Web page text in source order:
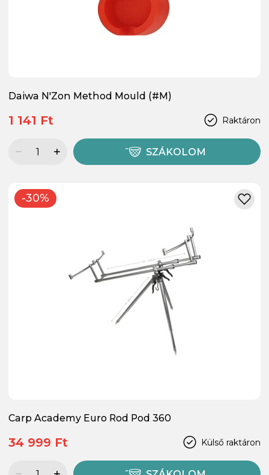
Daiwa N'Zon Method Mould (#M)
Raktáron
1 141 Ft
SZÁKOLOM
-30%
Carp Academy Euro Rod Pod 360
Külső raktáron
34 999 Ft